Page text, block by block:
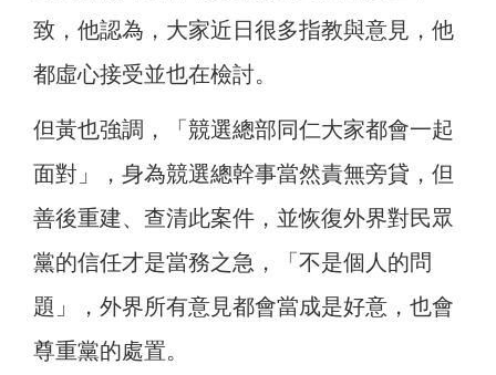
致，他認為，大家近日很多指教與意見，他
都虛心接受並也在檢討。
但黃也強調，「競選總部同仁大家都會一起
面對」，身為競選總幹事當然責無旁貸，但
善後重建、查清此案件，並恢復外界對民眾
黨的信任才是當務之急，「不是個人的問
題」，外界所有意見都會當成是好意，也會
尊重黨的處置。